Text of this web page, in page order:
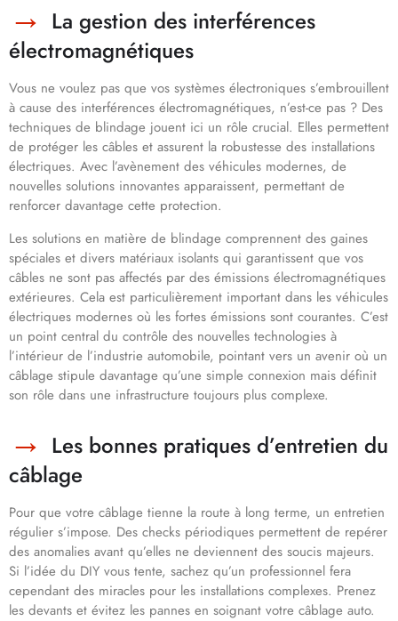
La gestion des interférences
électromagnétiques
Vous ne voulez pas que vos systèmes électroniques s’embrouillent
à cause des interférences électromagnétiques, n’est-ce pas ? Des
techniques de blindage jouent ici un rôle crucial. Elles permettent
de protéger les câbles et assurent la robustesse des installations
électriques. Avec l’avènement des véhicules modernes, de
nouvelles solutions innovantes apparaissent, permettant de
renforcer davantage cette protection.
Les solutions en matière de blindage comprennent des gaines
spéciales et divers matériaux isolants qui garantissent que vos
câbles ne sont pas affectés par des émissions électromagnétiques
extérieures. Cela est particulièrement important dans les véhicules
électriques modernes où les fortes émissions sont courantes. C’est
un point central du contrôle des nouvelles technologies à
l’intérieur de l’industrie automobile, pointant vers un avenir où un
câblage stipule davantage qu’une simple connexion mais définit
son rôle dans une infrastructure toujours plus complexe.
Les bonnes pratiques d’entretien du
câblage
Pour que votre câblage tienne la route à long terme, un entretien
régulier s’impose. Des checks périodiques permettent de repérer
des anomalies avant qu’elles ne deviennent des soucis majeurs.
Si l’idée du DIY vous tente, sachez qu’un professionnel fera
cependant des miracles pour les installations complexes. Prenez
les devants et évitez les pannes en soignant votre câblage auto.